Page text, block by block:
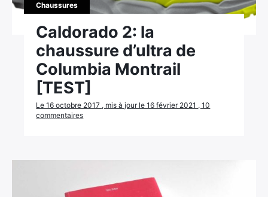
Chaussures
Caldorado 2: la
chaussure d’ultra de
Columbia Montrail
[TEST]
Le 16 octobre 2017 , mis à jour le 16 février 2021 , 10
commentaires